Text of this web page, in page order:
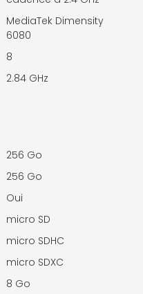
MediaTek Dimensity
6080
8
2.84 GHz
256 Go
256 Go
Oui
micro SD
micro SDHC
micro SDXC
8 Go